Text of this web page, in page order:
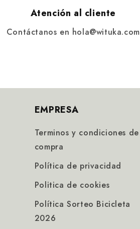
Atención al cliente
Contáctanos en hola@wituka.com
EMPRESA
Terminos y condiciones de
compra
Política de privacidad
Politica de cookies
Política Sorteo Bicicleta
2026